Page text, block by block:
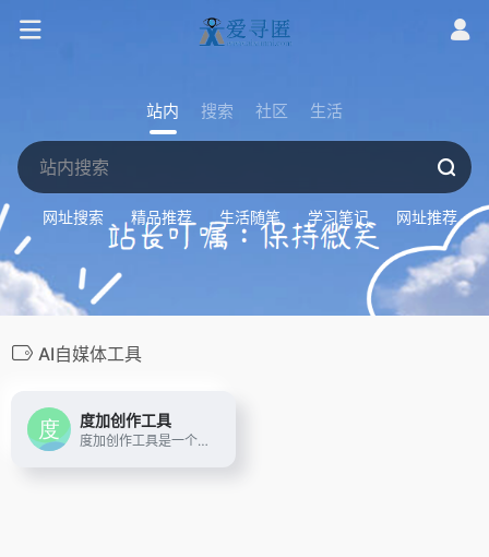
站内 搜索 社区 生活
网址搜索 精品推荐 生活随笔 学习笔记 网址推荐
AI自媒体工具
度加创作工具
度加创作工具是一个百度出品的、人人可用的AIGC创作平台。度加致力于通过AI能力降低内容生成门槛，提升创作效率，一站式聚合百度AIGC能力，引领跨时代的内容生产方式。度加的主要功能包括AI成片（图文成片/文字成片）、AI数字人等。自2022年3月百家号开放内测以来，一年时间共计超过45万+百度创作者使用AIGC技术能力，创作700万篇+作品，百度累计分发量超过200亿+。